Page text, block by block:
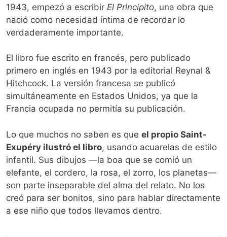
1943, empezó a escribir El Principito, una obra que
nació como necesidad íntima de recordar lo
verdaderamente importante.
El libro fue escrito en francés, pero publicado
primero en inglés en 1943 por la editorial Reynal &
Hitchcock. La versión francesa se publicó
simultáneamente en Estados Unidos, ya que la
Francia ocupada no permitía su publicación.
Lo que muchos no saben es que el propio Saint-
Exupéry ilustró el libro, usando acuarelas de estilo
infantil. Sus dibujos —la boa que se comió un
elefante, el cordero, la rosa, el zorro, los planetas—
son parte inseparable del alma del relato. No los
creó para ser bonitos, sino para hablar directamente
a ese niño que todos llevamos dentro.